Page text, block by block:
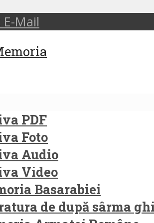
Mail
PDF
Foto
Audio
Video
Basarabiei
de după sârma